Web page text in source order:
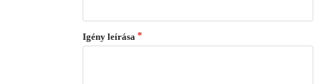
Igény leírása